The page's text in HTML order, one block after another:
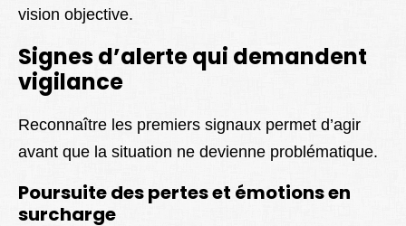
vision objective.
Signes d’alerte qui demandent
vigilance
Reconnaître les premiers signaux permet d’agir
avant que la situation ne devienne problématique.
Poursuite des pertes et émotions en
surcharge